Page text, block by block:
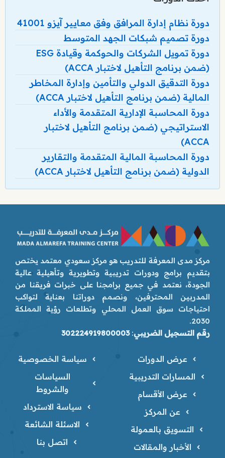
دورة نظام إدارة المرافق وفق معايير آيزو 41001
دورة تصميم شبكات الجهد المتوسط
دورة تمويل الشركات والحوكمة وقيادة ESG
(ضمن برنامج التأهيل لاختبار ACCA)
دورة التدقيق الدولي والتأمين وإدارة المخاطر
المالية (ضمن برنامج التأهيل لاختبار ACCA)
دورة المحاسبة الإدارية المتقدمة والأداء
الاستراتيجي (ضمن برنامج التأهيل لاختبار
ACCA)
دورة المحاسبة المالية المتقدمة والتقارير
الدولية (ضمن برنامج التأهيل لاختبار ACCA)
مركز مدى المعرفة للتدريب هو مركز سعودي معتمد يختص
بتقديم برامج ودورات تدريبية وتطويرية وتأهيلية عالية
الجودة، نعتمد في جميع برامجنا على خبرات فريقنا من
المدربين المحترفين، ونصمم دوراتنا بعناية لتواكب
احتياجات سوق العمل المحلي وتطلعات رؤية المملكة
2030.
رقم التسجيل الضريبي:
302224919800003
عرض الدورات
المسارات التدريبية
عرض الأقسام
عن المركز
التسويق بالعمولة
الأخبار والمقالات
سياسة الخصوصية
السياسات
والشروط
سياسة الاسترداد
الاسئلة الشائعة
اتصل بنا